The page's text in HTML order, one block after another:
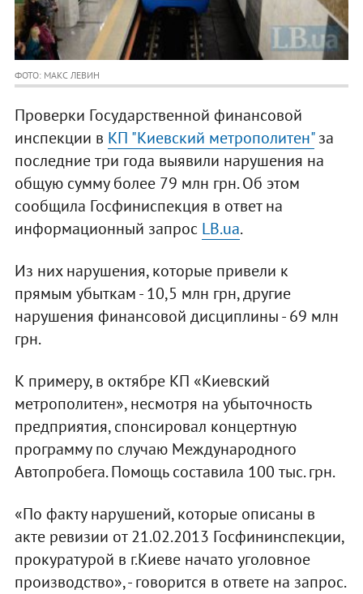
ФОТО: МАКС ЛЕВИН
Проверки Государственной финансовой
инспекции в КП "Киевский метрополитен"за
последние три года выявили нарушения на
общую сумму более 79 млн грн. Об этом
сообщила Госфиниспекция в ответ на
информационный запрос LB.ua.
Из них нарушения, которые привели к
прямым убыткам - 10,5 млн грн, другие
нарушения финансовой дисциплины - 69 млн
грн.
К примеру, в октябре КП «Киевский
метрополитен», несмотря на убыточность
предприятия, спонсировал концертную
программу по случаю Международного
Автопробега. Помощь составила 100 тыс. грн.
«По факту нарушений, которые описаны в
акте ревизии от 21.02.2013 Госфининспекции,
прокуратурой в г.Киеве начато уголовное
производство», - говорится в ответе на запрос.